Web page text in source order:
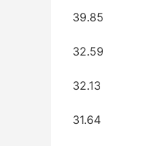
39.85
32.59
32.13
31.64